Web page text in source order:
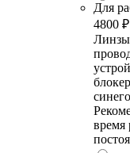
Для
4800 ₽
Линзы
время